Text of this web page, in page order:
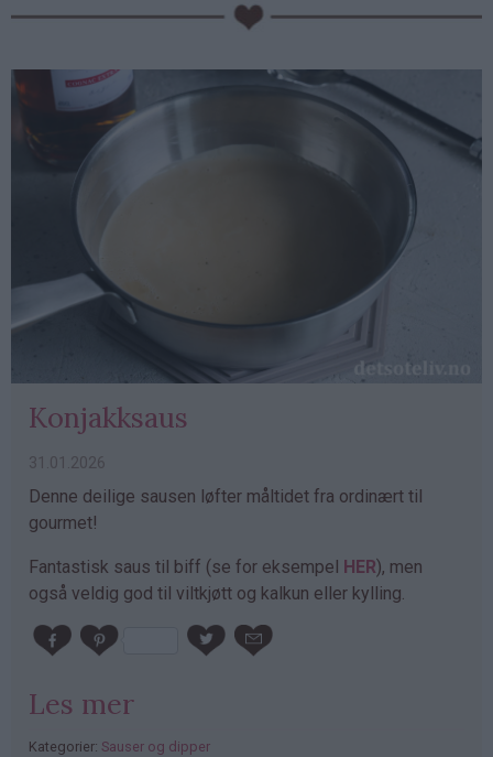
PubGalaxy
Konjakksaus
31.01.2026
Denne deilige sausen løfter måltidet fra ordinært til
gourmet!
Fantastisk saus til biff (se for eksempel HER), men
også veldig god til viltkjøtt og kalkun eller kylling.
Les mer
Kategorier: Sauser og dipper